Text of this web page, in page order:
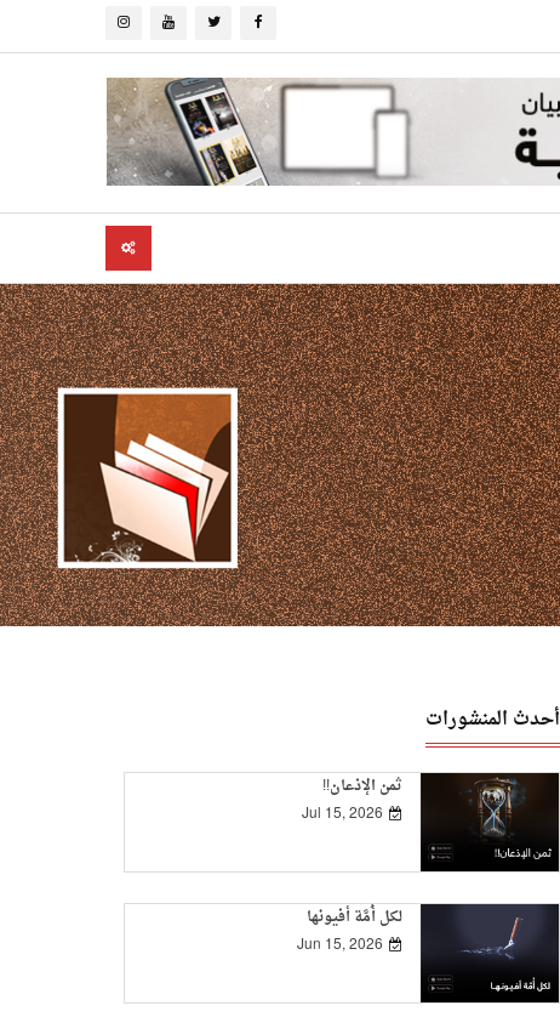
أحدث المنشورات
ثمن الإذعان!!
Jul 15, 2026
لكل أُمَّة أفيونها
Jun 15, 2026